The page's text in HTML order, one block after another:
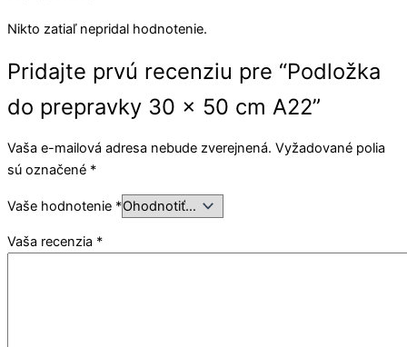
Nikto zatiaľ nepridal hodnotenie.
Pridajte prvú recenziu pre “Podložka
do prepravky 30 x 50 cm A22”
Vaša e-mailová adresa nebude zverejnená. Vyžadované polia
sú označené *
Vaše hodnotenie *
Vaša recenzia *